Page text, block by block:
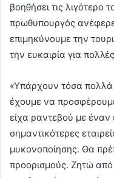
βοηθήσει τις λιγότερο
πρωθυπουργός
επιμηκύνουμε την
την ευκαιρία για
«Υπάρχουν τόσα
έχουμε να
είχα ραντεβού με
σημαντικότερες
μυκονοποίησης. Θα
προορισμούς. Ζητώ από